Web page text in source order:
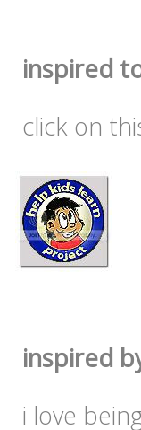
inspired
click on
inspired
i love